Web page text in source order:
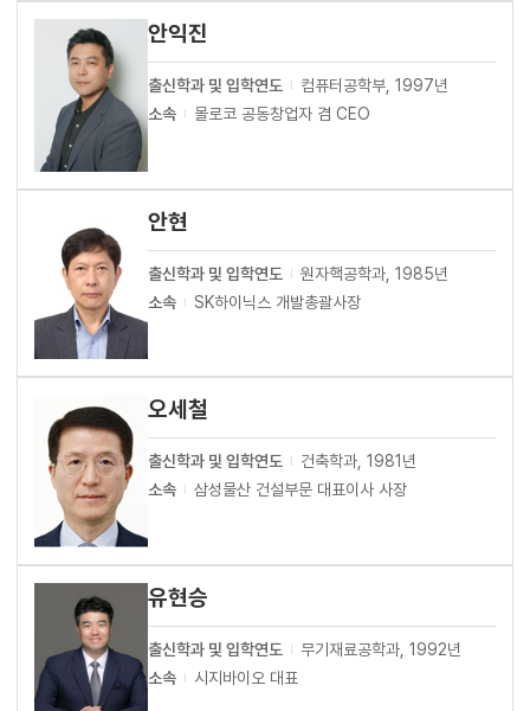
안익진
출신학과 및 입학연도
컴퓨터공학부, 1997년
소속
몰로코 공동창업자 겸 CEO
안현
출신학과 및 입학연도
원자핵공학과, 1985년
소속
SK하이닉스 개발총괄사장
오세철
출신학과 및 입학연도
건축학과, 1981년
소속
삼성물산 건설부문 대표이사 사장
유현승
출신학과 및 입학연도
무기재료공학과, 1992년
소속
시지바이오 대표